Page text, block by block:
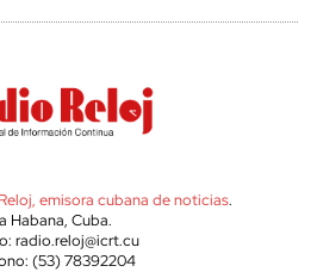
emisora cubana de noticias.
Habana, Cuba.
radio.reloj@icrt.cu
(53) 78392204